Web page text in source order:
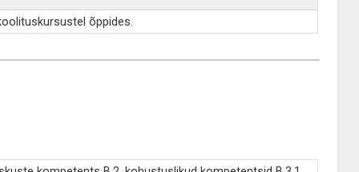
õppides.